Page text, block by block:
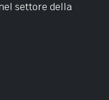
settore della